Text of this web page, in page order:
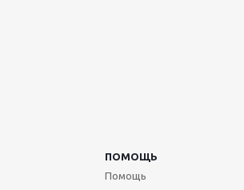
ПОМОЩЬ
Помощь